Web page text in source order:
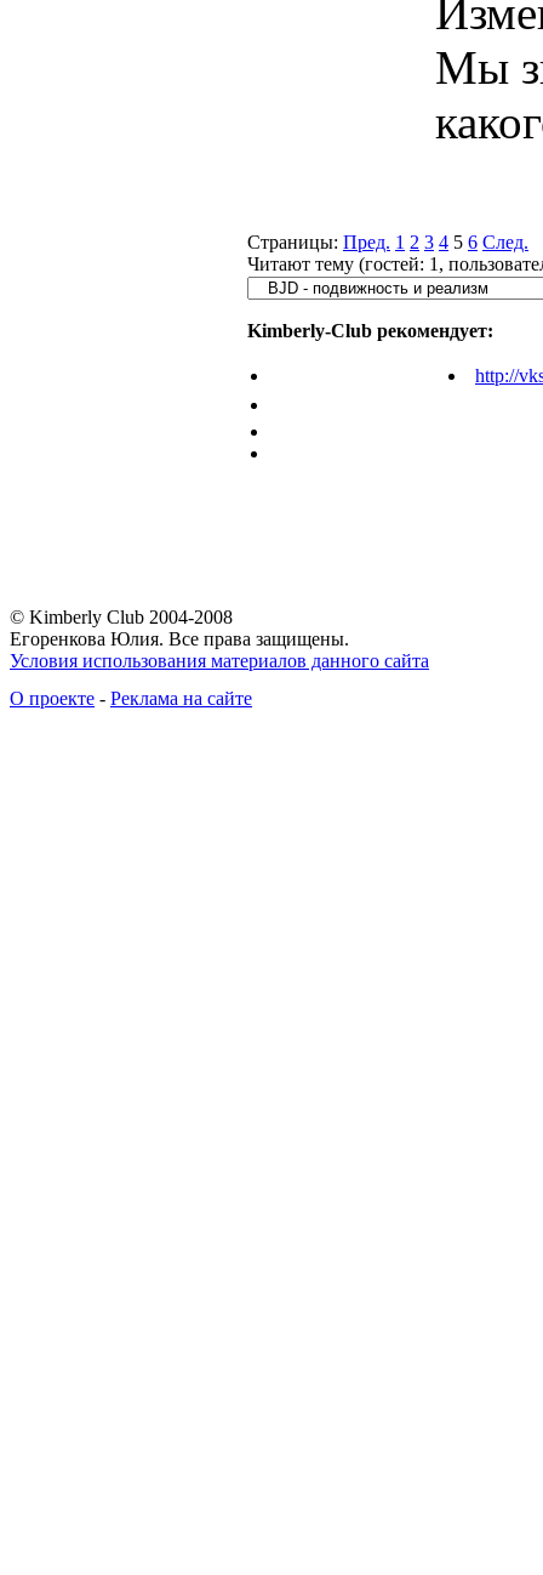
Мы
Страницы: Пред. 1 2 3 4 5 6 След.
Читают тему (гостей: 1 ,
Kimberly-Club рекомендует:
http://
© Kimberly Club 2004-2008
Егоренкова Юлия. Все права защищены.
Условия использования материалов данного сайта
О проекте - Реклама на сайте